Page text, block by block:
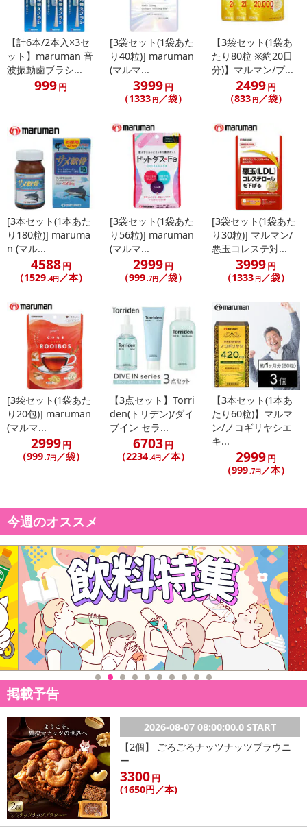
・毛の材質：飽和ポリエステル樹脂
・耐熱温度：60度
・毛の硬さ：やわらかめ
・防水：日常生活防水
・使用電池：単4型乾電池2本
・電池寿命：約90日(アルカリ電池使用、1日2回使用、毎回2分の場
※電池寿命はあくまで目安であり、使用期間を保証するものではあ
りません。
※パッケージは変更する場合がございます。
適合替えブラシ
■プロソニックMAX専用替えブラシDK012 超極細毛
※他マルマン音波振動歯ブラシの替えブラシは適合しておりません
んのでご注意願います。
・商品カラー：ブルー
・商品サイズ：.本体長さ：約22cm
注意事項
【賞味・消費期限のある商品について】
商品到着時点でのお日持ち期間は、配送日数などにより異なります
のでご了承ください。
【キャンセルについて】
※お申込み後のキャンセルはお受けできません。
記載されている内容を必ずご確認いただき、お届けする商品セット
にご納得いただきましたうえでお申し込みください。
※パッケージ変更や商品リニューアル(成分など含む)等により、参考
合がございます。
また、[新たな加工食品の原料原産地表示制度]の経過措置期間の終
了により、商品詳細内に記載の原産国・原材料の表記が旧表記の場
合がございます。
あらかじめご了承いただいた上でお申込みください。なお、本理由
によるお申込み後のキャンセル・返品交換は対応いたしかねます。
【お支払いについて】
※お支払い方法は、電話料金合算払い、クレジットカード払い、dポ
イントがご利用いただけます。
【発送・お届け・商品について】
※お申込み頂きました商品の同梱、お届けの日時指定はいたしかね
ます。
※お客様のご都合でお受取りいただけない場合、商品の再発送や返
金はいたしかねます。
また、お届け日時のご指定は、お受けできません。宅配業者からの
不在票にてご対応ください。
※発送予定日は前後する場合がございます。また商品によって発送
日が異なります。
※dショッピングサンプル百貨店よりお届けする商品は、ご利用いた
【計6本/2本入×3セ
ット】maruman 音
波振動歯ブラシ...
999円
[3袋セット(1袋あた
り40粒)] maruman
(マルマ...
3999円
（1333 円／袋）
【3袋セット(1袋あ
たり80粒 ※約20日
分)】マルマン/プ...
2499円
（833 円／袋）
[3本セット(1本あた
り180粒)] maruma
n (マル...
4588円
（1529.4円／本）
[3袋セット(1袋あた
り56粒)] maruman
(マルマ...
2999円
（999.7円／袋）
[3袋セット(1袋あた
り30粒)] マルマン/
悪玉コレステ対...
3999円
（1333 円／袋）
[3袋セット(1袋あた
り20包)] maruman
(マルマ...
2999円
（999.7円／袋）
【3点セット】Torri
den(トリデン)/ダイ
ブイン セラ...
6703円
（2234.4円 ／本）
【3本セット(1本あ
たり60粒)】マルマ
ン/ノコギリヤシエ
キ...
2999円
（999.7円 ／本）
今週のオススメ
掲載予告
2026-08-07 08:00:00.0 START
【2個】 ごろごろナッツナッツブラウニ
ー
3300円
(1650円 ／本)